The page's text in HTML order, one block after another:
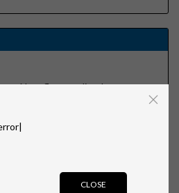
Novoflex scegliendo
CLOSE